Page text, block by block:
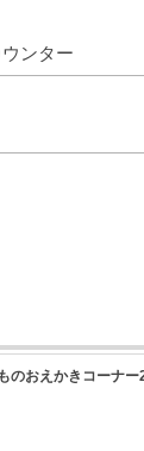
ンター
のおえかきコーナー